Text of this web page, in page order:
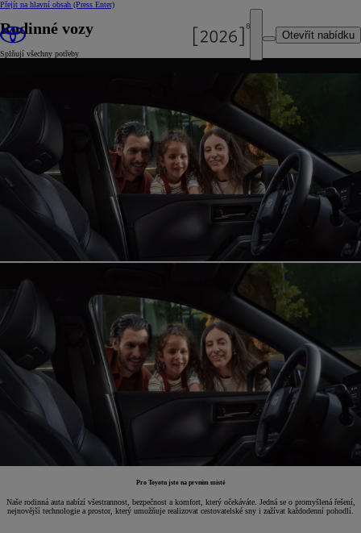
Přejít na hlavní obsah (Press Enter)
Otevřít nabídku
Rodinné vozy
Splňují všechny potřeby
Pro Toyotu jste na prvním místě
Naše rodinná auta nabízí všestrannost, bezpečnost a komfort, který očekáváte. Jedná se o promyšlená řešení,
nejnovější technologie a prostor, který umožňuje realizovat cestovatelské sny i zažívat každodenní pohodlí.